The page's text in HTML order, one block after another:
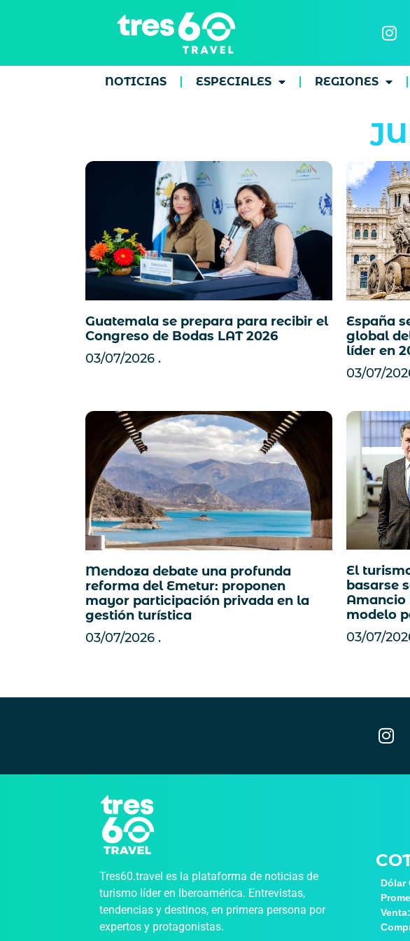
NOTICIAS ESPECIALES REGIONES
Guatemala se prepara para recibir el
Congreso de Bodas LAT 2026
03/07/2026
España
global
líder en
03/07/
Mendoza debate una profunda
reforma del Emetur: proponen
mayor participación privada en la
gestión turística
03/07/2026
El
basarse
Amancio
modelo
03/07/
Tres60.travel es la plataforma de noticias de
turismo líder en Iberoamérica. Entrevistas,
tendencias y destinos, en primera persona por
expertos y protagonistas.
Dólar